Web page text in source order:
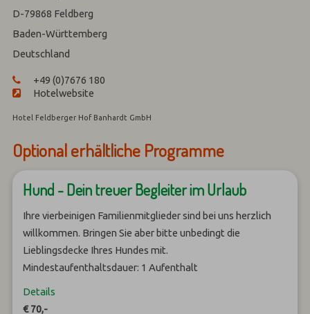
D-79868 Feldberg
Baden-Württemberg
Deutschland
+49 (0)7676 180
Hotelwebsite
Hotel Feldberger Hof Banhardt GmbH
Optional erhältliche Programme
Hund - Dein treuer Begleiter im Urlaub
Ihre vierbeinigen Familienmitglieder sind bei uns herzlich
willkommen. Bringen Sie aber bitte unbedingt die
Lieblingsdecke Ihres Hundes mit.
Mindestaufenthaltsdauer: 1 Aufenthalt
Details
€ 70,-